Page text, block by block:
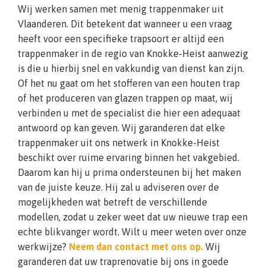
Wij werken samen met menig trappenmaker uit
Vlaanderen. Dit betekent dat wanneer u een vraag
heeft voor een specifieke trapsoort er altijd een
trappenmaker in de regio van Knokke-Heist aanwezig
is die u hierbij snel en vakkundig van dienst kan zijn.
Of het nu gaat om het stofferen van een houten trap
of het produceren van glazen trappen op maat, wij
verbinden u met de specialist die hier een adequaat
antwoord op kan geven. Wij garanderen dat elke
trappenmaker uit ons netwerk in Knokke-Heist
beschikt over ruime ervaring binnen het vakgebied.
Daarom kan hij u prima ondersteunen bij het maken
van de juiste keuze. Hij zal u adviseren over de
mogelijkheden wat betreft de verschillende
modellen, zodat u zeker weet dat uw nieuwe trap een
echte blikvanger wordt. Wilt u meer weten over onze
werkwijze? Neem dan contact met ons op. Wij
garanderen dat uw traprenovatie bij ons in goede